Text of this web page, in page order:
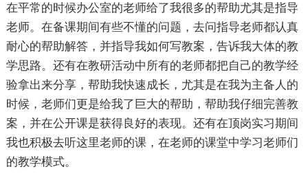
在平常的时候办公室的老师给了我很多的帮助尤其是指导
老师。在备课期间有些不懂的问题，去问指导老师都认真
耐心的帮助解答，并指导我如何写教案，告诉我大体的教
学思路。还有在教研活动中所有的老师都把自己的教学经
验拿出来分享，帮助我快速成长，尤其是在我为主备人的
时候，老师们更是给我了巨大的帮助，帮助我仔细完善教
案，并在公开课是获得良好的表现。还有在顶岗实习期间
我也积极去听这里老师的课，在老师的课堂中学习老师们
的教学模式。